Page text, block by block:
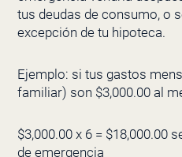
tus deudas de consumo, o
excepción de tu hipoteca.
Ejemplo: si tus gastos
familiar) son $3,000.00 al
$3,000.00 x 6 = $18,000.00
de emergencia